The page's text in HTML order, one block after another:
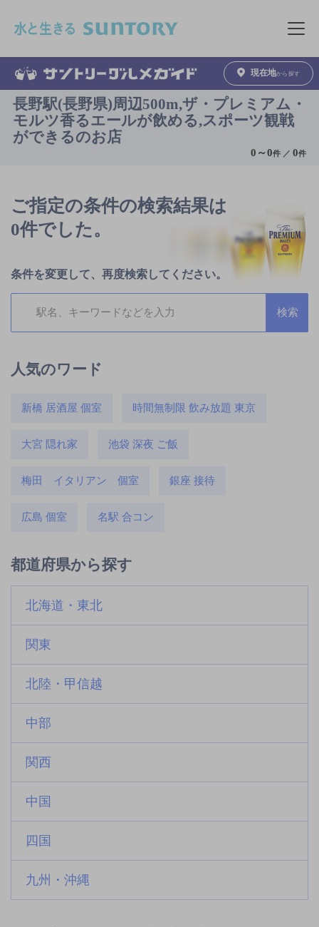
メニュ
現在地から探す
長野駅(長野県)周辺500m,ザ・プレミアム・
モルツ香るエールが飲める,スポーツ観戦
ができるのお店
0 ～0件 ／0件
ご指定の条件の検索結果は
0件でした。
条件を変更して、再度検索してください。
人気のワード
新橋 居酒屋 個室 時間無制限 飲み放題 東京
大宮 隠れ家 池袋 深夜 ご飯
梅田 イタリアン 個室 銀座 接待
広島 個室 名駅 合コン
都道府県から探す
北海道・東北
関東
北陸・甲信越
中部
関西
中国
四国
九州・沖縄